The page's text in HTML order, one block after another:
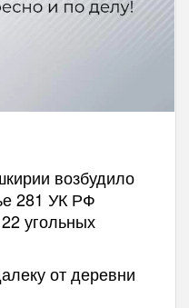
возбудило
281 УК РФ
угольных
от деревни